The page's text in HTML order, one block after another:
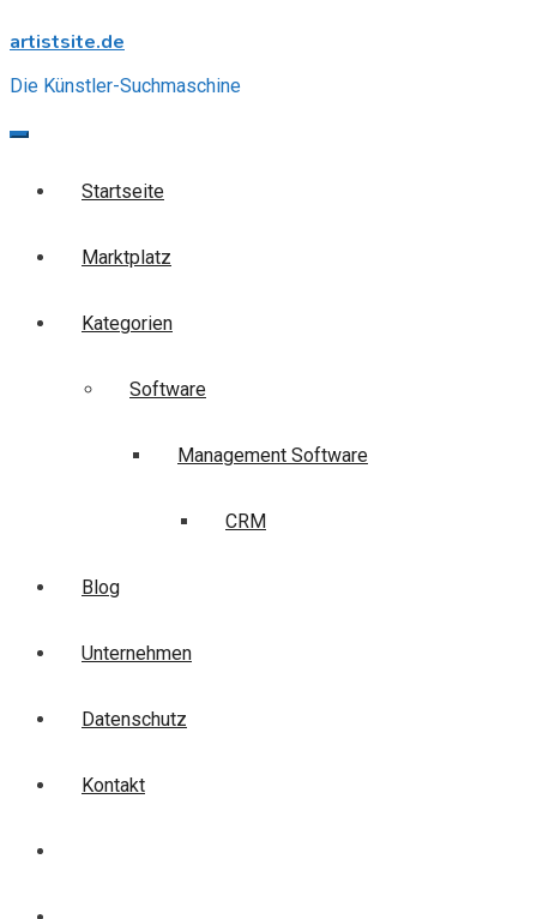
to
artistsite.de
Die Künstler-Suchmaschine
Startseite
Marktplatz
Kategorien
Software
Management Software
CRM
Blog
Unternehmen
Datenschutz
Kontakt